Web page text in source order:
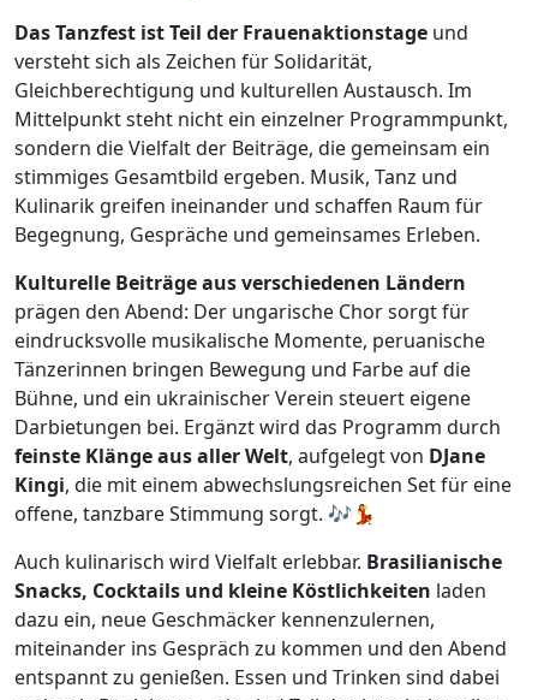
Das Tanzfest ist Teil der Frauenaktionstage und
versteht sich als Zeichen für Solidarität,
Gleichberechtigung und kulturellen Austausch. Im
Mittelpunkt steht nicht ein einzelner Programmpunkt,
sondern die Vielfalt der Beiträge, die gemeinsam ein
stimmiges Gesamtbild ergeben. Musik, Tanz und
Kulinarik greifen ineinander und schaffen Raum für
Begegnung, Gespräche und gemeinsames Erleben.
Kulturelle Beiträge aus verschiedenen Ländern
prägen den Abend: Der ungarische Chor sorgt für
eindrucksvolle musikalische Momente, peruanische
Tänzerinnen bringen Bewegung und Farbe auf die
Bühne, und ein ukrainischer Verein steuert eigene
Darbietungen bei. Ergänzt wird das Programm durch
feinste Klänge aus aller Welt, aufgelegt von DJane
Kingi, die mit einem abwechslungsreichen Set für eine
offene, tanzbare Stimmung sorgt. 🎶💃
Auch kulinarisch wird Vielfalt erlebbar. Brasilianische
Snacks, Cocktails und kleine Köstlichkeiten laden
dazu ein, neue Geschmäcker kennenzulernen,
miteinander ins Gespräch zu kommen und den Abend
entspannt zu genießen. Essen und Trinken sind dabei